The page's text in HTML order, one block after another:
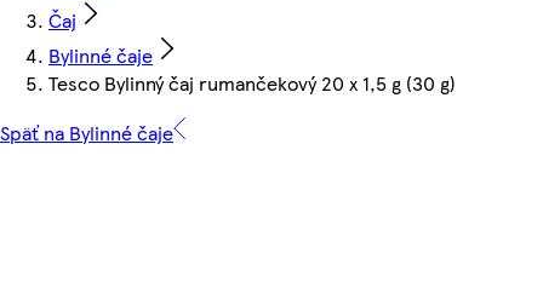
Čaj
Bylinné čaje
Tesco Bylinný čaj rumančekový 20 x 1,5 g (30 g)
Späť na Bylinné čaje